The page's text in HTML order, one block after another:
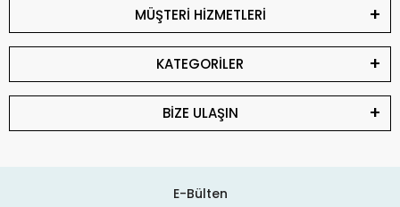
MÜŞTERİ HİZMETLERİ
KATEGORİLER
BİZE ULAŞIN
E-Bülten